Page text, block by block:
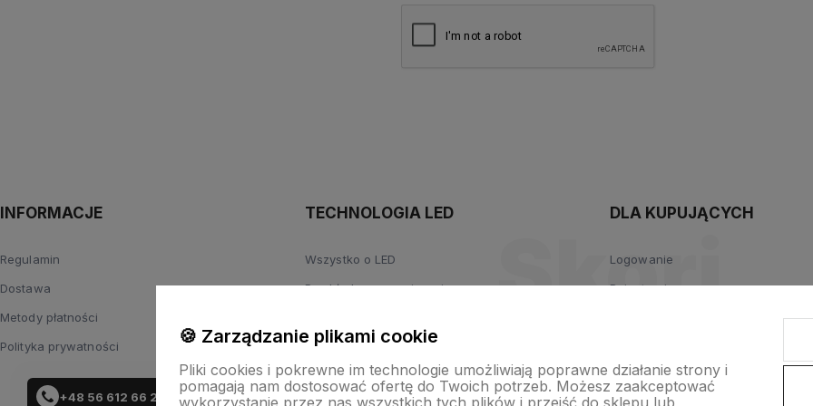
+48 56 612 66 29
INFORMACJE
Regulamin
Dostawa
Metody płatności
Polityka prywatności
TECHNOLOGIA LED
Wszystko o LED
Przykładowe rozwiązania
Parametry światła LED
DLA KUPUJĄCYCH
Logowanie
Rejestracja
🍪 Zarządzanie plikami cookie
Pliki cookies i pokrewne im technologie umożliwiają poprawne działanie strony i
pomagają nam dostosować ofertę do Twoich potrzeb. Możesz zaakceptować
wykorzystanie przez nas wszystkich tych plików i przejść do sklepu lub